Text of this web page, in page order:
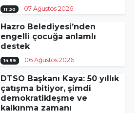
11:30 07 Ağustos 2026
Hazro Belediyesi’nden
engelli çocuğa anlamlı
destek
14:59 06 Ağustos 2026
DTSO Başkanı Kaya: 50 yıllık
çatışma bitiyor, şimdi
demokratikleşme ve
kalkınma zamanı